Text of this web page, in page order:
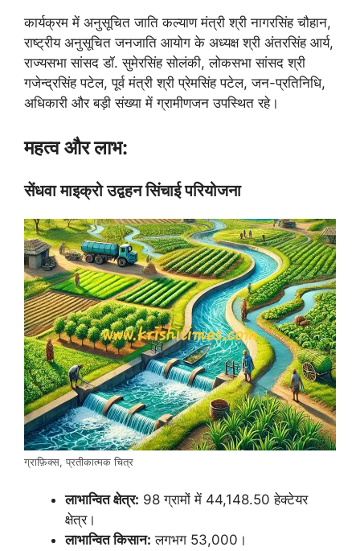
कार्यक्रम में अनुसूचित जाति कल्याण मंत्री श्री नागरसिंह चौहान,
राष्ट्रीय अनुसूचित जनजाति आयोग के अध्यक्ष श्री अंतरसिंह आर्य,
राज्यसभा सांसद डॉ. सुमेरसिंह सोलंकी, लोकसभा सांसद श्री
गजेन्द्रसिंह पटेल, पूर्व मंत्री श्री प्रेमसिंह पटेल, जन-प्रतिनिधि,
अधिकारी और बड़ी संख्या में ग्रामीणजन उपस्थित रहे।
महत्व और लाभ:
सेंधवा माइक्रो उद्वहन सिंचाई परियोजना
ग्राफ़िक्स, प्रतीकात्मक चित्र
लाभान्वित क्षेत्र: 98 ग्रामों में 44,148.50 हेक्टेयर
क्षेत्र।
लाभान्वित किसान: लगभग 53,000।